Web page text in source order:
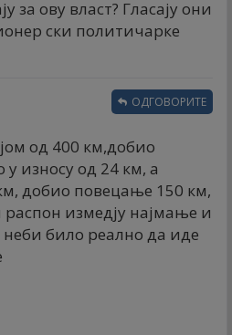
за ову власт? Гласају они
ски политичарке
од 400 км,добио
износу од 24 км, а
добио повецање 150 км,
распон измедју најмање и
неби било реално да иде
ОДГОВОРИТЕ